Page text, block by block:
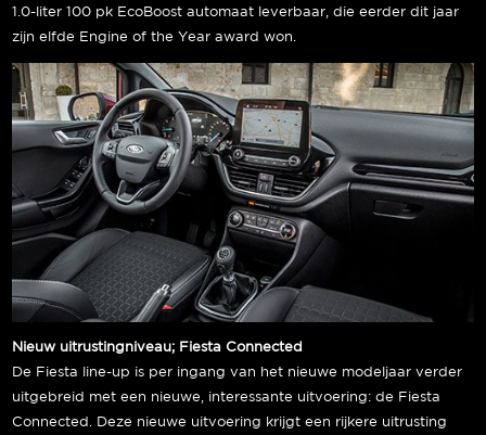
1.0-liter 100 pk EcoBoost automaat leverbaar, die eerder dit jaar
zijn elfde Engine of the Year award won.
Nieuw uitrustingniveau; Fiesta Connected
De Fiesta line-up is per ingang van het nieuwe modeljaar verder
uitgebreid met een nieuwe, interessante uitvoering: de Fiesta
Connected. Deze nieuwe uitvoering krijgt een rijkere uitrusting